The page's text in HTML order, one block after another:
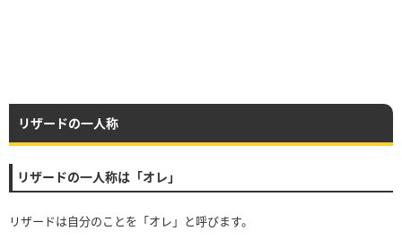
リザードの一人称
リザードの一人称は「オレ」
リザードは自分のことを「オレ」と呼びます。